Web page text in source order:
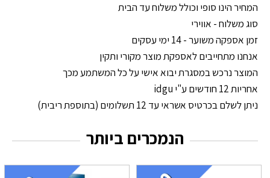
המחיר הינו סופי וכולל משלוח עד הבית
סוג משלוח - אווירי
זמן אספקה משוער - 14 ימי עסקים
אנחנו מתחייבים לאספקת מוצר מקורי ותקין
המוצר נרכש במסגרת יבוא אישי על כל המשתמע מכך
אחריות 12 חודשים ע"י idgu
ניתן לשלם בכרטיס אשראי עד 12 תשלומים (בתוספת ריבית)
הנמכרים ביותר